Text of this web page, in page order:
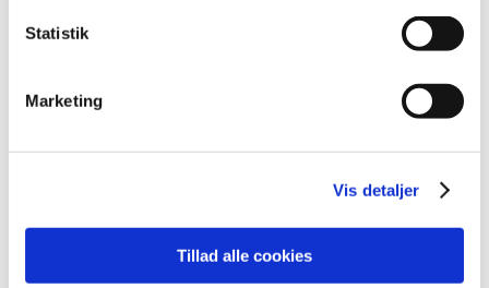
Statistik
Marketing
Vis detaljer
Tillad alle cookies
september (2)
april (2)
2005 (2)